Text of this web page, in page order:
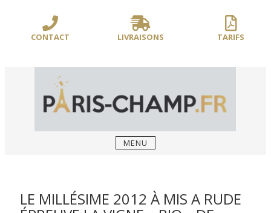
contenuCONTACT LIVRAISONS TARIFS
BOUSSOLE **/
MENU
LE MILLÉSIME 2012 À MIS A RUDE